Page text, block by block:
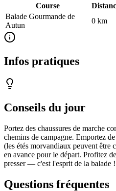
Course
Balade Gourmande de
Autun
0 km
Infos pratiques
Conseils du jour
Portez des chaussures de marche
chemins de campagne. Emportez
(les étés morvandiaux peuvent être
en avance pour le départ. Profitez
presser — c'est l'esprit de la balade !
Questions fréquentes